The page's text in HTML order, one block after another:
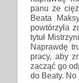
panu że
Beata
powtórzyła
tytuł
Naprawdę
pracy, aby
zacząć go
do Beaty.